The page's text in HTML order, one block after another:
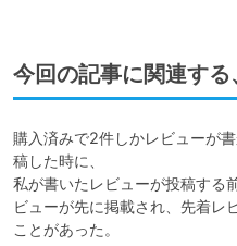
今回の記事に関連す
購入済みで2件しかレビューが
稿した時に、
私が書いたレビューが投稿する
ビューが先に掲載され、先着レ
ことがあった。